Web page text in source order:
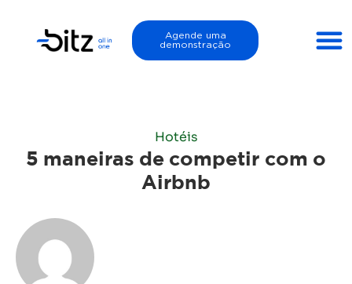
Agende uma
demonstração
Hotéis
5 maneiras de competir com o
Airbnb